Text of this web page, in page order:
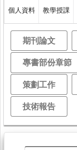
個人資料 教學授課
期刊論文
專書部份章節
策劃工作
技術報告